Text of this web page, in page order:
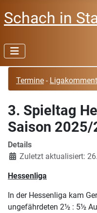
Schach in
Termine -
3. Spieltag
Saison 2025/
Details
Zuletzt aktualisiert:
Hessenliga
In der Hessenliga kam
ungefährdeten 2½ : 5½